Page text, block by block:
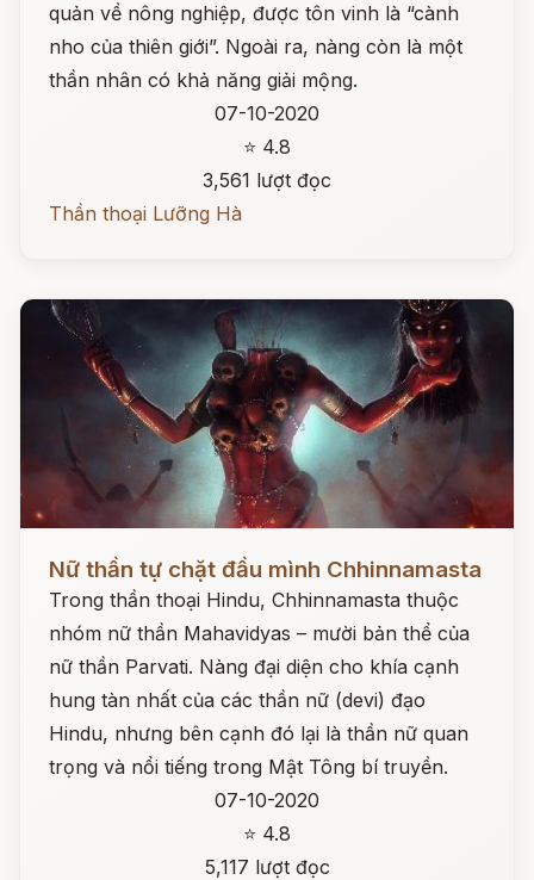
quản về nông nghiệp, được tôn vinh là “cành
nho của thiên giới”. Ngoài ra, nàng còn là một
thần nhân có khả năng giải mộng.
07-10-2020
⭐ 4.8
3,561 lượt đọc
Thần thoại Lưỡng Hà
Nữ thần tự chặt đầu mình Chhinnamasta
Trong thần thoại Hindu, Chhinnamasta thuộc
nhóm nữ thần Mahavidyas – mười bản thể của
nữ thần Parvati. Nàng đại diện cho khía cạnh
hung tàn nhất của các thần nữ (devi) đạo
Hindu, nhưng bên cạnh đó lại là thần nữ quan
trọng và nổi tiếng trong Mật Tông bí truyền.
07-10-2020
⭐ 4.8
5,117 lượt đọc